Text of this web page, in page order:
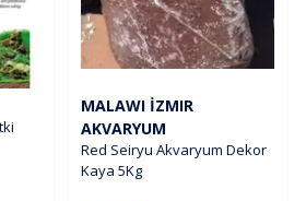
MALAWI İZMIR
AKVARYUM
Red Seiryu Akvaryum Dekor
Kaya 5Kg